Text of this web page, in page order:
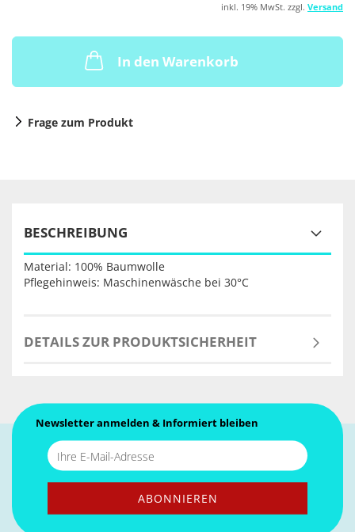
inkl. 19% MwSt. zzgl. Versand
In den Warenkorb
Frage zum Produkt
BESCHREIBUNG
Material: 100% Baumwolle
Pflegehinweis: Maschinenwäsche bei 30°C
DETAILS ZUR PRODUKTSICHERHEIT
Newsletter anmelden & Informiert bleiben